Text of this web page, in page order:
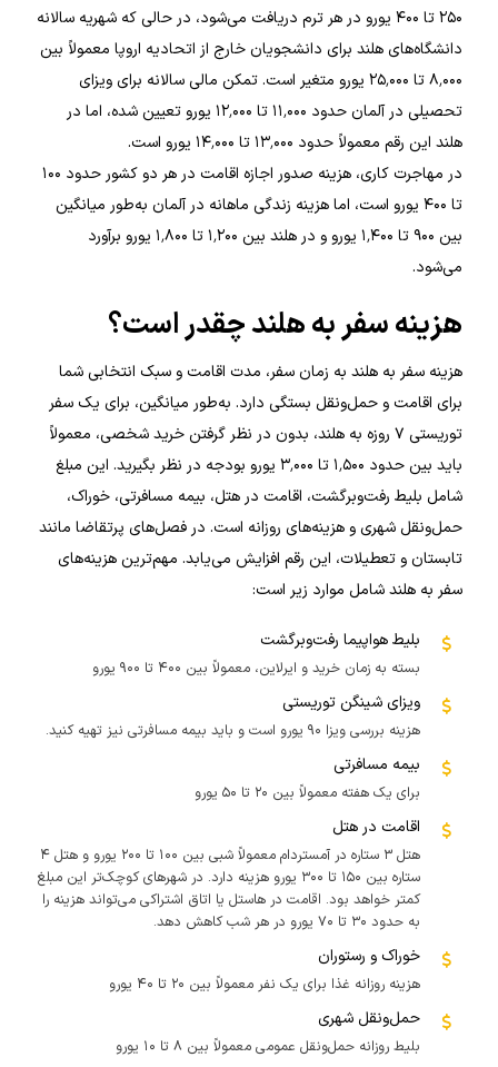
۲۵۰ تا ۴۰۰ یورو در هر ترم دریافت می‌شود، در حالی که شهریه سالانه
دانشگاه‌های هلند برای دانشجویان خارج از اتحادیه اروپا معمولاً بین
۸٬۰۰۰ تا ۲۵٬۰۰۰ یورو متغیر است. تمکن مالی سالانه برای ویزای
تحصیلی در آلمان حدود ۱۱٬۰۰۰ تا ۱۲٬۰۰۰ یورو تعیین شده، اما در
هلند این رقم معمولاً حدود ۱۳٬۰۰۰ تا ۱۴٬۰۰۰ یورو است.
در مهاجرت کاری، هزینه صدور اجازه اقامت در هر دو کشور حدود ۱۰۰
تا ۴۰۰ یورو است، اما هزینه زندگی ماهانه در آلمان به‌طور میانگین
بین ۹۰۰ تا ۱٬۴۰۰ یورو و در هلند بین ۱٬۲۰۰ تا ۱٬۸۰۰ یورو برآورد
می‌شود.
هزینه سفر به هلند چقدر است؟
هزینه سفر به هلند به زمان سفر، مدت اقامت و سبک انتخابی شما
برای اقامت و حمل‌ونقل بستگی دارد. به‌طور میانگین، برای یک سفر
توریستی ۷ روزه به هلند، بدون در نظر گرفتن خرید شخصی، معمولاً
باید بین حدود ۱٬۵۰۰ تا ۳٬۰۰۰ یورو بودجه در نظر بگیرید. این مبلغ
شامل بلیط رفت‌وبرگشت، اقامت در هتل، بیمه مسافرتی، خوراک،
حمل‌ونقل شهری و هزینه‌های روزانه است. در فصل‌های پرتقاضا مانند
تابستان و تعطیلات، این رقم افزایش می‌یابد. مهم‌ترین هزینه‌های
سفر به هلند شامل موارد زیر است:
بلیط هواپیما رفت‌وبرگشت
بسته به زمان خرید و ایرلاین، معمولاً بین ۴۰۰ تا ۹۰۰ یورو
ویزای شینگن توریستی
هزینه بررسی ویزا ۹۰ یورو است و باید بیمه مسافرتی نیز تهیه کنید.
بیمه مسافرتی
برای یک هفته معمولاً بین ۲۰ تا ۵۰ یورو
اقامت در هتل
هتل ۳ ستاره در آمستردام معمولاً شبی بین ۱۰۰ تا ۲۰۰ یورو و هتل ۴
ستاره بین ۱۵۰ تا ۳۰۰ یورو هزینه دارد. در شهرهای کوچک‌تر این مبلغ
کمتر خواهد بود. اقامت در هاستل یا اتاق اشتراکی می‌تواند هزینه را
به حدود ۳۰ تا ۷۰ یورو در هر شب کاهش دهد.
خوراک و رستوران
هزینه روزانه غذا برای یک نفر معمولاً بین ۲۰ تا ۴۰ یورو
حمل‌ونقل شهری
بلیط روزانه حمل‌ونقل عمومی معمولاً بین ۸ تا ۱۰ یورو